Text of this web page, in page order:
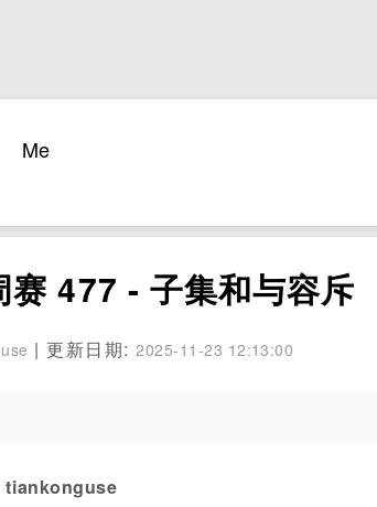
Me
477 - 子集和与容斥
| 更新日期:2025-11-23 12:13:00
tiankonguse